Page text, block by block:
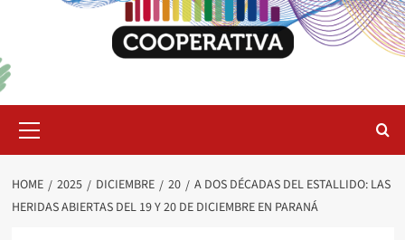
Menu
HOME 2025 DICIEMBRE 20
A DOS DÉCADAS DEL ESTALLIDO: LAS
HERIDAS ABIERTAS DEL 19 Y 20 DE DICIEMBRE EN PARANÁ